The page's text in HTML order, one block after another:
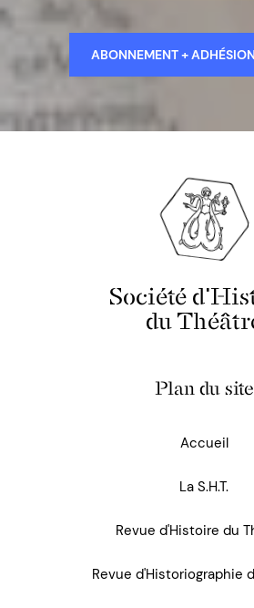
ABONNEMENT +
Société
du
Plan du site
Accueil
La S.H.T.
Revue d'Histoire du
Revue d'Historiographie